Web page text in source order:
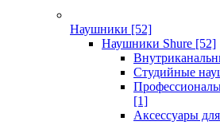
Наушники [52]
Наушники Shure [52]
Студийные
[1]
Аксессуары